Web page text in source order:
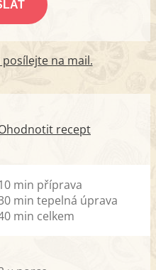
na mail.
recept
min příprava
min tepelná úprava
min celkem